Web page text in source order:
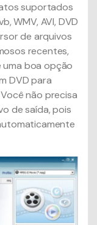
suportados
WMV, AVI, DVD
de arquivos
recentes,
uma boa opção
DVD para
não precisa
de saída, pois